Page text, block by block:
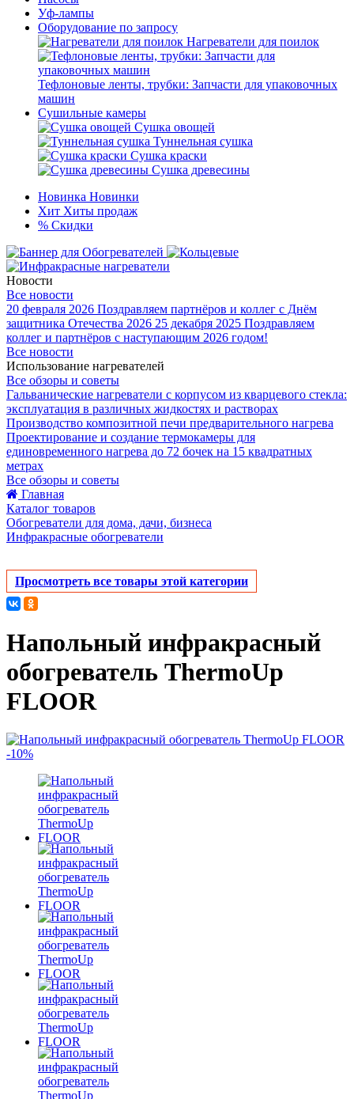
Уф-лампы
Оборудование по запросу
Нагреватели для поилок
Тефлоновые ленты, трубки: Запчасти для упаковочных
машин
Сушильные камеры
Сушка овощей
Туннельная сушка
Сушка краски
Сушка древесины
Новинка Новинки
Хит Хиты продаж
% Скидки
Новости
Все новости
20 февраля 2026 Поздравляем партнёров и коллег с Днём
защитника Отечества 2026 25 декабря 2025 Поздравляем
коллег и партнёров с наступающим 2026 годом!
Все новости
Использование нагревателей
Все обзоры и советы
Гальванические нагреватели с корпусом из кварцевого стекла:
эксплуатация в различных жидкостях и растворах
Производство композитной печи предварительного нагрева
Проектирование и создание термокамеры для
единовременного нагрева до 72 бочек на 15 квадратных
метрах
Все обзоры и советы
Главная
Каталог товаров
Обогреватели для дома, дачи, бизнеса
Инфракрасные обогреватели
Просмотреть все товары этой категории
Напольный инфракрасный
обогреватель ThermoUp
FLOOR
-10%